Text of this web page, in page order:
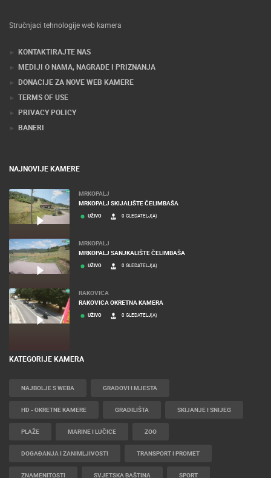
Stručnjaci tehnologije web kamera
KONTAKTIRAJTE NAS
MEDIJI O NAMA, NAGRADE I PRIZNANJA
DONACIJE ZA NOVE WEB KAMERE
TERMS OF USE
PRIVACY POLICY
BANERI
NAJNOVIJE KAMERE
MRKOPALJ
MRKOPALJ SKIJALIŠTE ČELIMBAŠA
UŽIVO 0 GLEDATELJ(A)
MRKOPALJ
MRKOPALJ SANJKALIŠTE ČELIMBAŠA
UŽIVO 0 GLEDATELJ(A)
RAKOVICA
RAKOVICA OKRETNA KAMERA
UŽIVO 0 GLEDATELJ(A)
KATEGORIJE KAMERA
NAJBOLJE S WEBA GRADOVI I MJESTA
HD - OKRETNE KAMERE GRADILIŠTA SKIJANJE I SNIJEG
PLAŽE MARINE I LUČICE ZOO
DOGAĐANJA I ZANIMLJIVOSTI TRANSPORT I PROMET
ZNAMENITOSTI SVJETSKA BAŠTINA SPORT